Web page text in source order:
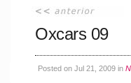
Oxcars 09
Posted on Jul 21, 2009 in